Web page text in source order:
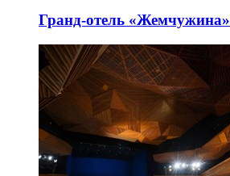
Гранд-отель «Жемчужина»